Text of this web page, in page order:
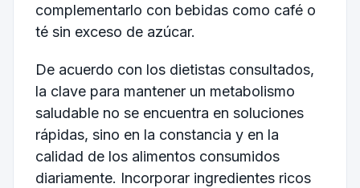
complementarlo con bebidas como café o
té sin exceso de azúcar.
De acuerdo con los dietistas consultados,
la clave para mantener un metabolismo
saludable no se encuentra en soluciones
rápidas, sino en la constancia y en la
calidad de los alimentos consumidos
diariamente. Incorporar ingredientes ricos